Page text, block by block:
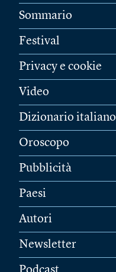
Sommario
Festival
Privacy e cookie
Video
Dizionario italiano
Oroscopo
Pubblicità
Paesi
Autori
Newsletter